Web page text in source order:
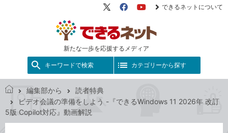
新たな一歩を応援するメディア
X（旧
FacebookYouTube
できるネットについて
キーワードで検索 カテゴリーから探す
で
き
編集部から
読者特典
ビデオ会議の準備をしよう -『できるWindows 11 2026年 改訂
5版 Copilot対応』動画解説